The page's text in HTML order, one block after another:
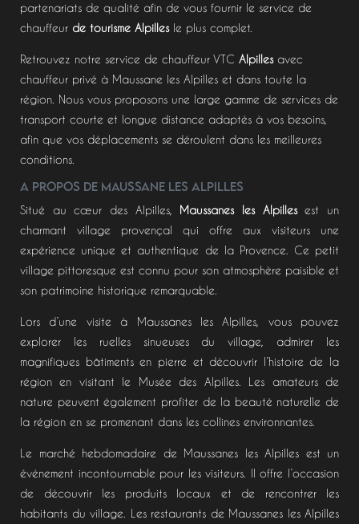
partenariats de qualité afin de vous fournir le service de
chauffeur de tourisme Alpillesle plus complet.
Retrouvez notre service de chauffeur VTC Alpillesavec
chauffeur privé à Maussane les Alpilles et dans toute la
région. Nous vous proposons une large gamme de services de
transport courte et longue distance adaptés à vos besoins,
afin que vos déplacements se déroulent dans les meilleures
conditions.
A propos de Maussane les Alpilles
Situé au cœur des Alpilles, Maussanes les Alpillesest un
charmant village provençal qui offre aux visiteurs une
expérience unique et authentique de la Provence. Ce petit
village pittoresque est connu pour son atmosphère paisible et
son patrimoine historique remarquable.
Lors d’une visite à Maussanes les Alpilles, vous pouvez
explorer les ruelles sinueuses du village, admirer les
magnifiques bâtiments en pierre et découvrir l’histoire de la
région en visitant le Musée des Alpilles. Les amateurs de
nature peuvent également profiter de la beauté naturelle de
la région en se promenant dans les collines environnantes.
Le marché hebdomadaire de Maussanes les Alpilles est un
événement incontournable pour les visiteurs. Il offre l’occasion
de découvrir les produits locaux et de rencontrer les
habitants du village. Les restaurants de Maussanes les Alpilles